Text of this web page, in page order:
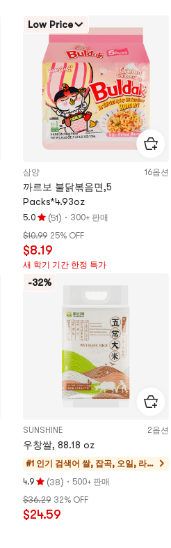
Low Price
삼양 16옵션
까르보 불닭볶음면,5
Packs*4.93oz
5.0
평
점
5.0
개
별,
(51) · 300+ 판매
$10.99 25% OFF
$8.19
새 학기 기간 한정 특가
-32%
SUNSHINE 2옵션
우창쌀, 88.18 oz
#1 인기 검색어 쌀, 잡곡, 오일, 라
면, 건제품들
4.9
평
점
4.9
(38) · 500+ 판매
$36.29 32% OFF
$24.59